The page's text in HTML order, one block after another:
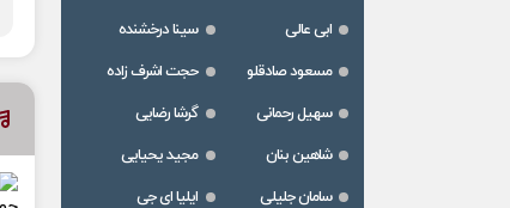
ابی عالی
سینا درخشنده
مسعود صادقلو
حجت اشرف زاده
سهیل رحمانی
گرشا رضایی
شاهین بنان
مجید یحیایی
سامان جلیلی
ایلیا ای جی